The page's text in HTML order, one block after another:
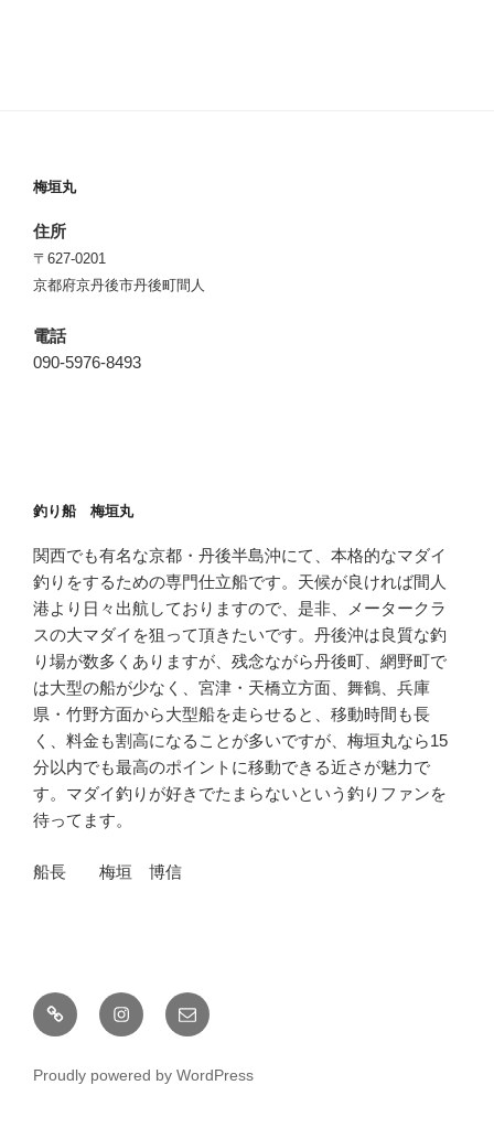
梅垣丸
住所
〒627-0201
京都府京丹後市丹後町間人
電話
090-5976-8493
釣り船 梅垣丸
関西でも有名な京都・丹後半島沖にて、本格的なマダイ
釣りをするための専門仕立船です。天候が良ければ間人
港より日々出航しておりますので、是非、メータークラ
スの大マダイを狙って頂きたいです。丹後沖は良質な釣
り場が数多くありますが、残念ながら丹後町、網野町で
は大型の船が少なく、宮津・天橋立方面、舞鶴、兵庫
県・竹野方面から大型船を走らせると、移動時間も長
く、料金も割高になることが多いですが、梅垣丸なら15
分以内でも最高のポイントに移動できる近さが魅力で
す。マダイ釣りが好きでたまらないという釣りファンを
待ってます。
船長 梅垣 博信
釣
果
Instagramメ
ー
Proudly powered by WordPress